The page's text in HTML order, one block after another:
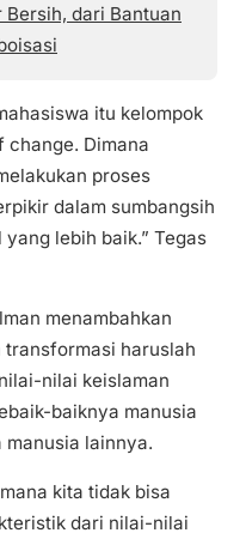
dari Bantuan
itu kelompok
change. Dimana
proses
dalam sumbangsih
lebih baik.” Tegas
menambahkan
transformasi haruslah
nilai keislaman
baiknya manusia
lainnya.
kita tidak bisa
dari nilai-nilai